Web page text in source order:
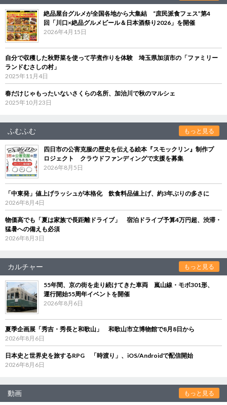
絶品屋台グルメが全国各地から大集結 “庶民派食フェス”第4
回「川口×絶品グルメビール＆日本酒祭り2026」を開催
2026年4月15日
自分で収穫した秋野菜を使って芋煮作りを体験 埼玉県加須市の「ファミリー
ランドむさしの村」
2025年11月4日
春だけじゃもったいないさくらの名所、加治川で秋のマルシェ
2025年10月23日
ふむふむ もっと見る
四日市の公害克服の歴史を伝える絵本『スモックリン』制作プ
ロジェクト クラウドファンディングで支援を募集
2026年8月5日
「中東発」値上げラッシュが本格化 飲食料品値上げ、約3年ぶりの多さに
2026年8月4日
物価高でも「夏は家族で長距離ドライブ」 宿泊ドライブ予算4万円超、渋滞・
猛暑への備えも必須
2026年8月3日
カルチャー もっと見る
55年間、京の街を走り続けてきた車両 嵐山線・モボ301形、
運行開始55周年イベントを開催
2026年8月6日
夏季企画展「秀吉・秀長と和歌山」 和歌山市立博物館で8月8日から
2026年8月6日
日本史と世界史を旅するRPG 「時渡り」、iOS/Androidで配信開始
2026年8月6日
動画 もっと見る